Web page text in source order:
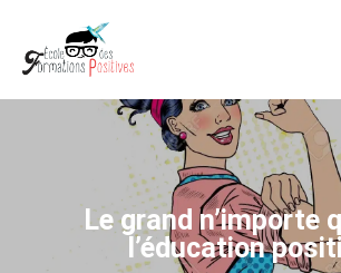
Le grand n’importe
l’éducation
Consultations &
Articles
Témoignages Vidéo